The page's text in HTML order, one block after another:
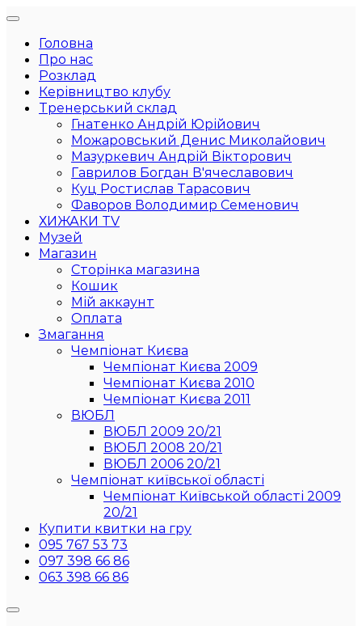
Головна
Про нас
Розклад
Керівництво клубу
Тренерський склад
Гнатенко Андрій Юрійович
Можаровський Денис Миколайович
Мазуркевич Андрій Вікторович
Гаврилов Богдан В'ячеславович
Куц Ростислав Тарасович
Фаворов Володимир Семенович
ХИЖАКИ TV
Музей
Магазин
Сторінка магазина
Кошик
Мій аккаунт
Оплата
Змагання
Чемпіонат Києва
Чемпіонат Києва 2009
Чемпіонат Києва 2010
Чемпіонат Києва 2011
ВЮБЛ
ВЮБЛ 2009 20/21
ВЮБЛ 2008 20/21
ВЮБЛ 2006 20/21
Чемпіонат київської області
Чемпіонат Київськой області 2009
20/21
Купити квитки на гру
095 767 53 73
097 398 66 86
063 398 66 86